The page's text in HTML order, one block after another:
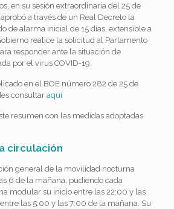
en su sesión extraordinaria del 25 de
a través de un Real Decreto la
de alarma inicial de 15 días, extensible a
realice la solicitud al Parlamento
responder ante la situación de
por el virus COVID-19.
en el BOE número 282 de 25 de
consultar aquí
resumen con las medidas adoptadas
circulación
general de la movilidad nocturna
6 de la mañana, pudiendo cada
modular su inicio entre las 22:00 y las
las 5:00 y las 7:00 de la mañana. Su